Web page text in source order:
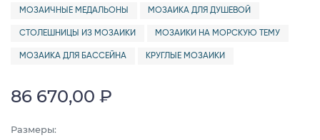
МОЗАИЧНЫЕ МЕДАЛЬОНЫ МОЗАИКА ДЛЯ ДУШЕВОЙ
СТОЛЕШНИЦЫ ИЗ МОЗАИКИ МОЗАИКИ НА МОРСКУЮ ТЕМУ
МОЗАИКА ДЛЯ БАССЕЙНА КРУГЛЫЕ МОЗАИКИ
86 670,00 ₽
Размеры: